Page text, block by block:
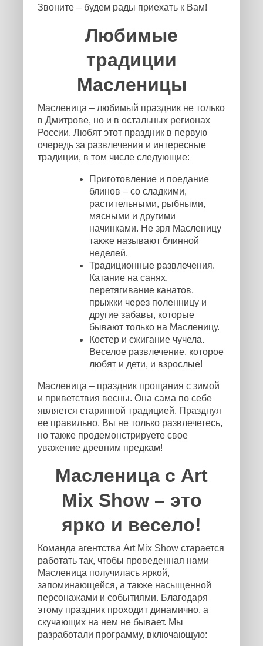
Звоните – будем рады приехать к Вам!
Любимые
традиции
Масленицы
Масленица – любимый праздник не только
в Дмитрове, но и в остальных регионах
России. Любят этот праздник в первую
очередь за развлечения и интересные
традиции, в том числе следующие:
Приготовление и поедание
блинов – со сладкими,
растительными, рыбными,
мясными и другими
начинками. Не зря Масленицу
также называют блинной
неделей.
Традиционные развлечения.
Катание на санях,
перетягивание канатов,
прыжки через поленницу и
другие забавы, которые
бывают только на Масленицу.
Костер и сжигание чучела.
Веселое развлечение, которое
любят и дети, и взрослые!
Масленица – праздник прощания с зимой
и приветствия весны. Она сама по себе
является старинной традицией. Празднуя
ее правильно, Вы не только развлечетесь,
но также продемонстрируете свое
уважение древним предкам!
Масленица с Art
Mix Show – это
ярко и весело!
Команда агентства Art Mix Show старается
работать так, чтобы проведенная нами
Масленица получилась яркой,
запоминающейся, а также насыщенной
персонажами и событиями. Благодаря
этому праздник проходит динамично, а
скучающих на нем не бывает. Мы
разработали программу, включающую: